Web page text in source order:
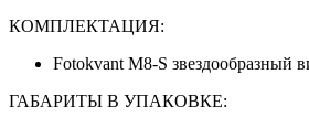
КОМПЛЕКТАЦИЯ:
Fotokvant M8-S звездообразный
ГАБАРИТЫ В УПАКОВКЕ: